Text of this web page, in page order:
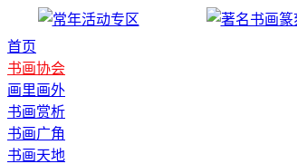
首页
书画协会
画里画外
书画赏析
书画广角
书画天地